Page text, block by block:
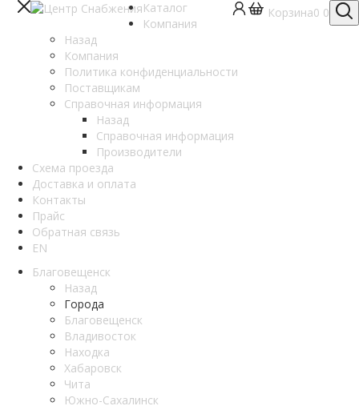
Корзина0 0
Каталог
Компания
Назад
Компания
Политика конфиденциальности
Поставщикам
Справочная информация
Назад
Справочная информация
Производители
Схема проезда
Доставка и оплата
Контакты
Прайс
Обратная связь
EN
Благовещенск
Назад
Города
Благовещенск
Владивосток
Находка
Хабаровск
Чита
Южно-Сахалинск